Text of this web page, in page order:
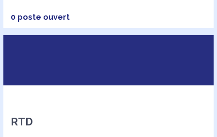
0 poste ouvert
RTD